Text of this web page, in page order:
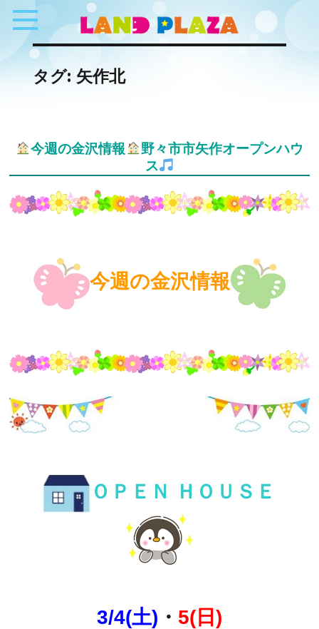
タグ: 矢作北
今週の金沢情報
野々市市矢作オープンハウ
ス
今週の金沢情報
ＯＰＥＮ ＨＯＵＳＥ
3/4(土) ・ 5(日)